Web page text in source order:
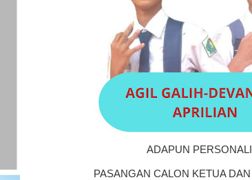
ADAPUN
PASANGAN CALON KETUA